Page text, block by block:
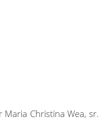
Christina Wea, sr.